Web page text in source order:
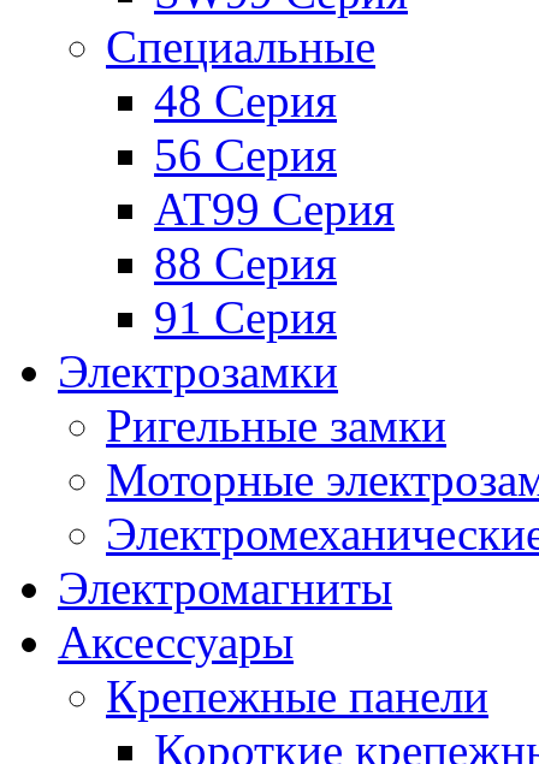
Специальные
48 Серия
56 Серия
AT99 Серия
88 Серия
91 Серия
Электрозамки
Ригельные замки
Моторные
Электромагниты
Аксессуары
Крепежные панели
Короткие